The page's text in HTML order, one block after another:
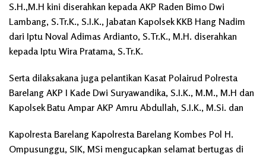
S.H.,M.H kini diserahkan kepada AKP Raden Bimo Dwi
Lambang, S.Tr.K., S.I.K., Jabatan Kapolsek KKB Hang Nadim
dari Iptu Noval Adimas Ardianto, S.Tr.K., M.H. diserahkan
kepada Iptu Wira Pratama, S.Tr.K.
Serta dilaksakana juga pelantikan Kasat Polairud Polresta
Barelang AKP I Kade Dwi Suryawandika, S.I.K., M.M., M.H dan
Kapolsek Batu Ampar AKP Amru Abdullah, S.I.K., M.Si. dan
Kapolresta Barelang Kapolresta Barelang Kombes Pol H.
Ompusunggu, SIK, MSi mengucapkan selamat bertugas di